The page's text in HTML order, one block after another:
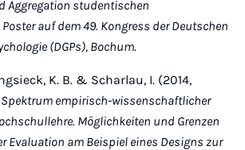
Aggregation stu­den­­ti­schen
auf dem 49. Kongress der Deutschen
(DGPs), Bochum.
K. B. & Scharlau, I. (2014,
empirisch-wissenschaftlicher
Möglichkeiten und Grenzen
Evaluation am Beispiel eines Designs zur